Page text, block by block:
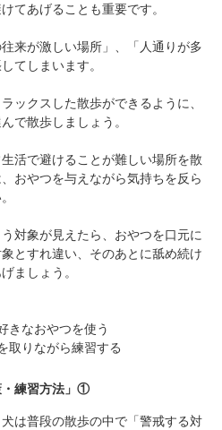
てあげることも重要です。
来が激しい場所」、「人通りが多
てしまいます。
ックスした散歩ができるように、
で散歩しましょう。
活で避けることが難しい場所を散
おやつを与えながら気持ちを反ら
対象が見えたら、おやつを口元に
とすれ違い、そのあとに舐め続け
ましょう。
きなおやつを使う
取りながら練習する
・練習方法」①
は普段の散歩の中で「警戒する対